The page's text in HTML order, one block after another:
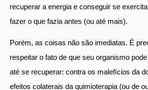
recuperar a energia e conseguir se
fazer o que fazia antes (ou até mais).
Porém, as coisas não são imediatas. É
respeitar o fato de que seu organismo
até se recuperar: contra os malefícios da
efeitos colaterais da quimioterapia (ou de